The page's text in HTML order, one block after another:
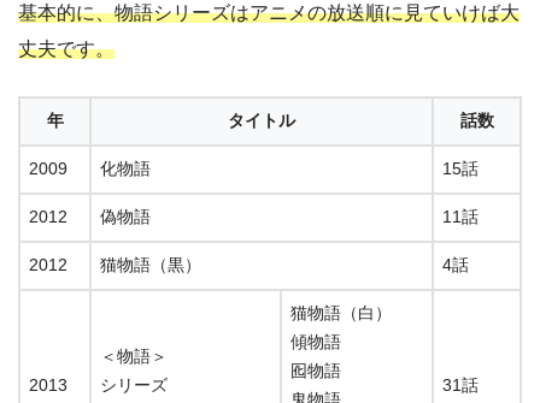
基本的に、物語シリーズはアニメの放送順に見ていけば大
丈夫です。
年 タイトル 話数
2009 化物語 15話
2012 偽物語 11話
2012 猫物語（黒） 4話
2013
＜物語＞
シリーズ
猫物語（白）
傾物語
囮物語
31話